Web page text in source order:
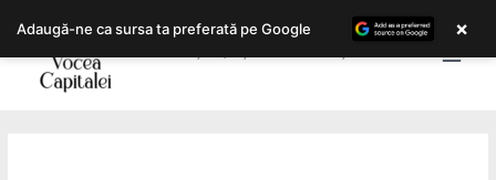
content
Bucureștiul, așa cum îl trăiești!
Adaugă-ne ca sursa ta preferată pe Google ×